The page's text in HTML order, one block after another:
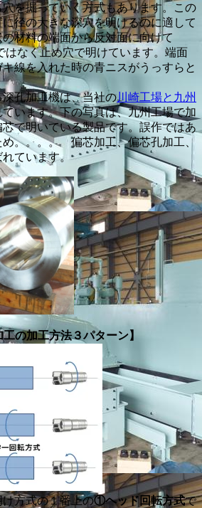
を掘っていく方式もあります。この
径の大きな深穴を明けるのに適して
材料の端面から反対面に向けて
はなく止め穴で明けています。端面
線を入れた時の青ニスがうっすらと
孔加工機は、当社の川崎工場と九州
います。下の写真は、九州工場で加
で明いている製品です。誤作ではあ
め。。。。 偏芯加工、偏芯孔加工、
ています。
の加工方法３パターン】
方式の１番上の①ヘッド回転方式で